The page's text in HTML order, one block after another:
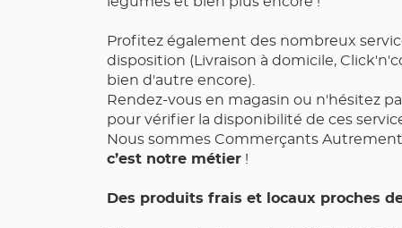
Profitez également des nombreux
disposition (Livraison à domicile,
bien d'autre encore).
Rendez-vous en magasin ou n'hésitez
pour vérifier la disponibilité de ces
Nous sommes Commerçants
c’est notre métier !
Des produits frais et locaux proches